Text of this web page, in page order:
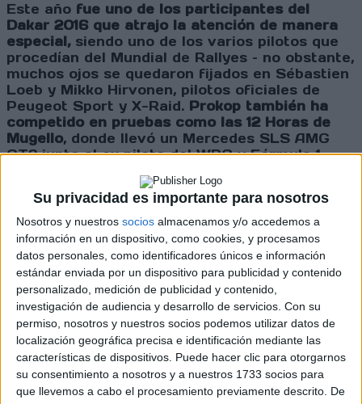
Su privacidad es importante para nosotros
Nosotros y nuestros socios almacenamos y/o accedemos a
información en un dispositivo, como cookies, y procesamos
datos personales, como identificadores únicos e información
estándar enviada por un dispositivo para publicidad y contenido
personalizado, medición de publicidad y contenido,
investigación de audiencia y desarrollo de servicios. Con su
permiso, nosotros y nuestros socios podemos utilizar datos de
localización geográfica precisa e identificación mediante las
características de dispositivos. Puede hacer clic para otorgarnos
su consentimiento a nosotros y a nuestros 1733 socios para
que llevemos a cabo el procesamiento previamente descrito. De
Este año fue uno de los participantes del
Dakar 2016 que atrajo la atención de manera
especial,siendo uno de los varios pilotos que
procedían del Mundial de Rallyes – no obstante,
muchos ojos se quedaron fijados en Sébastien
Loeb y Mikko Hirvonen, pilotos oficiales de
Peugeot Sport y X-Raid. Prokop también ha
competido en pruebas como las 12 Horas de
Mugello, donde llevó un Mercedes SLS AMG
GT3 junto al ex piloto del WRC y Fórmula 1
Cargando
nueva noticia
No hay más noticias en esta categoría.